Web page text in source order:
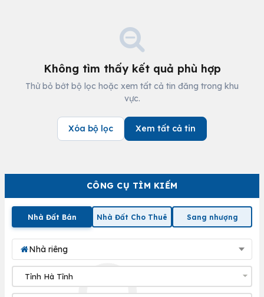
CÔNG CỤ TÌM KIẾM
Nhà Đất Bán Nhà Đất Cho Thuê Sang nhượng
Nhà riêng
Không tìm thấy kết quả phù hợp
Thử bỏ bớt bộ lọc hoặc xem tất cả tin đăng trong khu
vực.
Xóa bộ lọc Xem tất cả tin